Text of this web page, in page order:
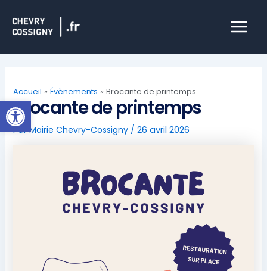
Ouvrir la barre d’outils
contenu
Menu
Accueil Évènements Brocante de printemps
Brocante de printemps
ParMairie Chevry-Cossigny /26 avril 2026